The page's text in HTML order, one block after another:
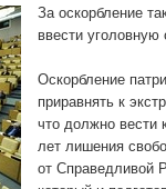
За оскорбление
ввести уголовную
Оскорбление
приравнять к
что должно вести
лет лишения
от Справедливой